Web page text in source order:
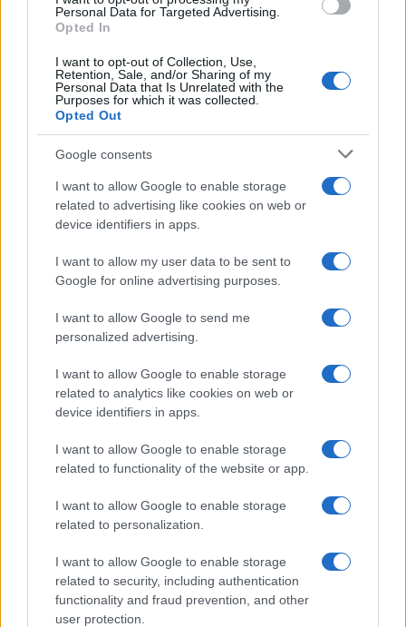
Personal Data for Targeted Advertising.
Opted In
I want to opt-out of Collection, Use,
Retention, Sale, and/or Sharing of my
Personal Data that Is Unrelated with the
Purposes for which it was collected.
Opted Out
Google consents
I want to allow Google to enable storage
related to advertising like cookies on web or
device identifiers in apps.
I want to allow my user data to be sent to
Google for online advertising purposes.
I want to allow Google to send me
personalized advertising.
I want to allow Google to enable storage
related to analytics like cookies on web or
device identifiers in apps.
I want to allow Google to enable storage
related to functionality of the website or app.
I want to allow Google to enable storage
related to personalization.
I want to allow Google to enable storage
related to security, including authentication
functionality and fraud prevention, and other
user protection.
került, Madridban, majd Toledóban telepedett le, és az
erősödő ellenreformáció szolgálatába állt. Elsősorban
szakrális témákat választott, hogy képei az elvárásoknak
megfelelő üzeneteket közvetítsenek. Egyedi
emberábrázolása, megnyúlt alakjai, újfajta kompozíciói és a
Velencéből magával hozott erős színhasználat mind
karakteresen megkülönböztetik kortársaitól.
A legenda szerint képeit egy fakereszt letört darabjával
akaratának feleljen meg. Szenvedélyes hitén és tehetségén
túl az határozta meg a művészetét, hogy a régi stílusú
ikonfestés és a modern nyugati festészet jellemzőiből
gyúrta össze saját stílusát. Hosszúkás alakjainak okát
évszázadokon át kutatták. Mára bebizonyosodott, hogy
nem szenvedett semmilyen szem- vagy idegbetegségben:
különleges arcai és kompozíciói művészi
döntéseinek eredményei.
Gyakran megfestette ugyanazokat a témákat, és kis
másolatokat készített műveiről, amelyeket megtekintve a
megrendelők szinte „prospektusszerűen” válogathattak a
munkáiból. A 12 apostolról is több sorozatot készített. Hat
apostol jobbról, hat balról tekintett a középen elhelyezkedő